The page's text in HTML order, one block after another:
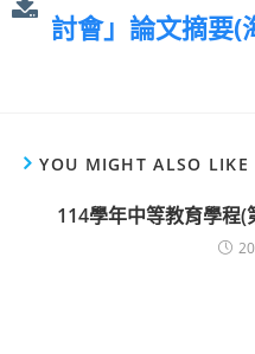
討會」論文摘要(
YOU MIGHT ALSO LIKE
114學年中等教育學程